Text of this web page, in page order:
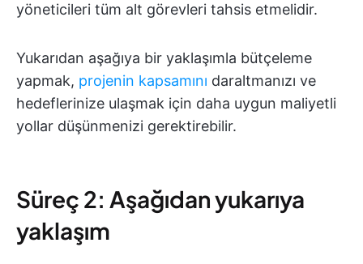
yöneticileri tüm alt görevleri tahsis etmelidir.
Yukarıdan aşağıya bir yaklaşımla bütçeleme
yapmak, projenin kapsamını daraltmanızı ve
hedeflerinize ulaşmak için daha uygun maliyetli
yollar düşünmenizi gerektirebilir.
Süreç 2: Aşağıdan yukarıya
yaklaşım